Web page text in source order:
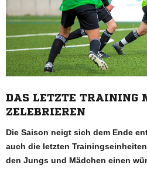
DAS LETZTE TRAINING
ZELEBRIEREN
Die Saison neigt sich dem Ende
auch die letzten
den Jungs und Mädchen einen